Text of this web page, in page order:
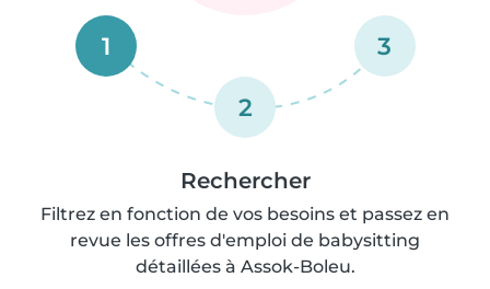
1
2
3
Rechercher
Filtrez en fonction de vos besoins et passez en
revue les offres d'emploi de babysitting
détaillées à Assok-Boleu.